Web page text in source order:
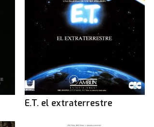
E.T. el extraterrestre